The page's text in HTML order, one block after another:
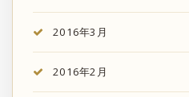
2016年3月
2016年2月